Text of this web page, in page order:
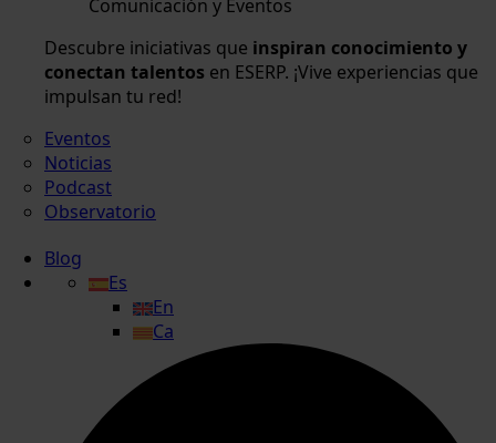
Comunicación y Eventos
Descubre iniciativas que inspiran conocimiento y
conectan talentos en ESERP. ¡Vive experiencias que
impulsan tu red!
Eventos
Noticias
Podcast
Observatorio
Blog
Es
En
Ca